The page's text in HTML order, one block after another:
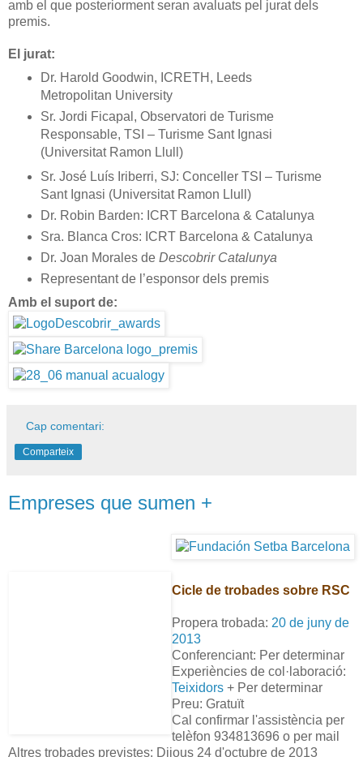
amb el que posteriorment seran avaluats pel jurat dels
premis.
El jurat:
Dr. Harold Goodwin, ICRETH, Leeds
Metropolitan University
Sr. Jordi Ficapal, Observatori de Turisme
Responsable, TSI – Turisme Sant Ignasi
(Universitat Ramon Llull)
Sr. José Luís Iriberri, SJ: Conceller TSI – Turisme
Sant Ignasi (Universitat Ramon Llull)
Dr. Robin Barden: ICRT Barcelona & Catalunya
Sra. Blanca Cros: ICRT Barcelona & Catalunya
Dr. Joan Morales de Descobrir Catalunya
Representant de l’esponsor dels premis
Amb el suport de:
Cap comentari:
Comparteix
Empreses que sumen +
Cicle de trobades sobre RSC
Propera trobada: 20 de juny de
2013
Conferenciant: Per determinar
Experiències de col·laboració:
Teixidors + Per determinar
Preu: Gratuït
Cal confirmar l'assistència per
telèfon 934813696 o per mail
Altres trobades previstes: Dijous 24 d'octubre de 2013